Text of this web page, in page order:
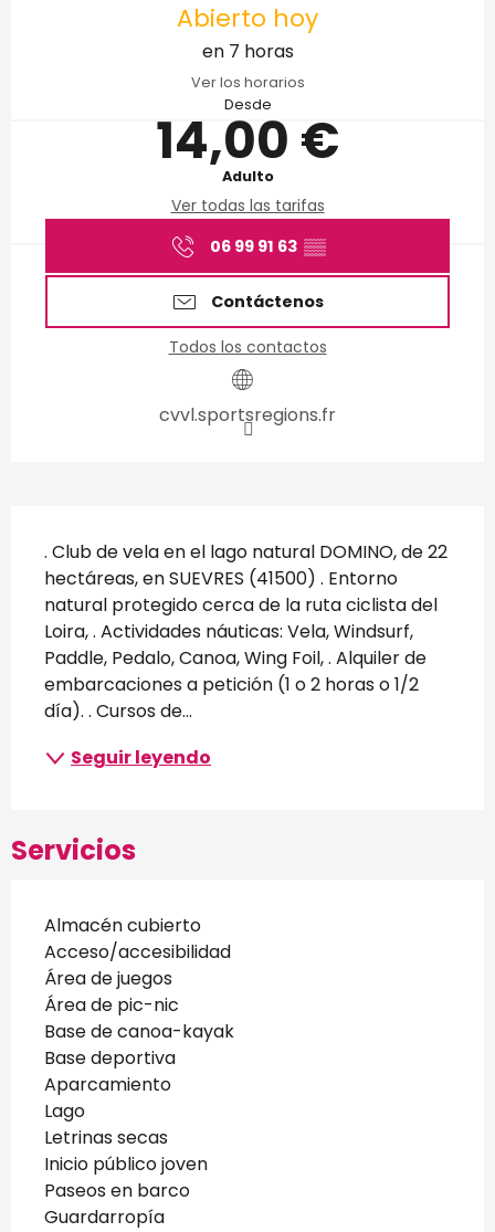
Abierto hoy
en 7 horas
Ver los horarios
Desde
14,00 €
Adulto
Ver todas las tarifas
06 99 91 63 ▒▒
Contáctenos
Todos los contactos
cvvl.sportsregions.fr
Descripción
. Club de vela en el lago natural DOMINO, de 22
hectáreas, en SUEVRES (41500) . Entorno
natural protegido cerca de la ruta ciclista del
Loira, . Actividades náuticas: Vela, Windsurf,
Paddle, Pedalo, Canoa, Wing Foil, . Alquiler de
embarcaciones a petición (1 o 2 horas o 1/2
día). . Cursos de...
Seguir leyendo
Servicios
Almacén cubierto
Acceso/accesibilidad
Área de juegos
Área de pic-nic
Base de canoa-kayak
Base deportiva
Aparcamiento
Lago
Letrinas secas
Inicio público joven
Paseos en barco
Guardarropía